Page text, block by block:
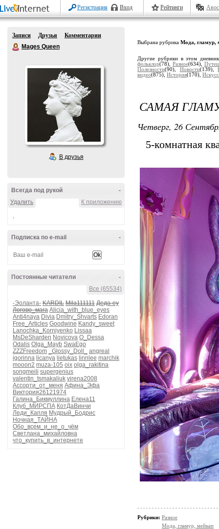
Регистрация Вход Рейтинги
Записи Друзья
Комментарии
Mages Queen
В друзья
-
Всегда под рукой
К приложению
Удалить
.
-
Подписка по e-mail
-
Постоянные читатели
Все (65534)
-Эоланта- KARDIL Mila111111 Деда-еу
Логово_мага Alicia_with_blue_eyes
Anti4naya Divia Dmitry_Shvarts Edoran
Free_Articles Goodwine Kandy_sweet
Lanochka_Korniyenko Lissaa
MsDeSharden Novicova O_Dessa
Odalis Olga_Mayb SwaEgo
ZZZFreedom
_Glossy_Doll_
angreal
igorinna licanya lietukas linnlee marchik
mooon2 muza-105 oix olga_rakitina
songmeili supergenius
valentin_tsmakaliuk virena2008
Ассорти_от_меня Афина_Эфа
Виктория26121974
Галина_Бикмуллина Елена11
Клуб_МИРСПА КотДаВинчи
Леди_Капля Мудрый_Бодрис
Ночная_ТАЙНА
Обо_всем_и_не_о_чём
Светлана_михайловна
что_купить_в_интернете
Выбрана рубрика Мода, гламур,
Другие рубрики в этом
фольклор(78), Разное(634),
Полезности(90), Новости(139),
видео(875), История(170),
САМАЯ
Четверг, 26
5-комнатная
Рубрики: Разное
Мода, гламур, мейкап